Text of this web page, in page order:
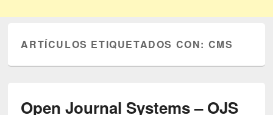
ARTÍCULOS ETIQUETADOS CON: CMS
Open Journal Systems – OJS